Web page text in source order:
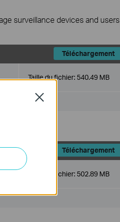
surveillance devices and users
Téléchargement
Taille du fichier: 540.49 MB
Téléchargement
Taille du fichier: 502.89 MB
Close